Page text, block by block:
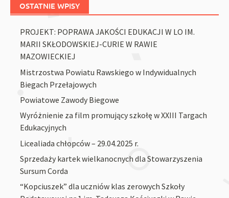
OSTATNIE WPISY
PROJEKT: POPRAWA JAKOŚCI EDUKACJI W LO IM.
MARII SKŁODOWSKIEJ-CURIE W RAWIE
MAZOWIECKIEJ
Mistrzostwa Powiatu Rawskiego w Indywidualnych
Biegach Przełajowych
Powiatowe Zawody Biegowe
Wyróżnienie za film promujący szkołę w XXIII Targach
Edukacyjnych
Licealiada chłopców – 29.04.2025 r.
Sprzedaży kartek wielkanocnych dla Stowarzyszenia
Sursum Corda
“Kopciuszek” dla uczniów klas zerowych Szkoły